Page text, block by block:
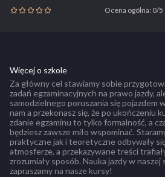
Ocena ogólna: 0/5
Więcej o szkole
Za główny cel stawiamy sobie
zadań egzaminacyjnych na prawo jazdy,
samodzielnego poruszania się pojazdem
nam a przekonasz się, że po ukończeniu
zdanie egzaminu to tylko formalność, a
będziesz zawsze miło wspominać.
praktyczne jak i teoretyczne odbywały
atmosferze, a przekazywane treści
zrozumiały sposób. Nauka jazdy w
zapraszamy na nasze kursy!